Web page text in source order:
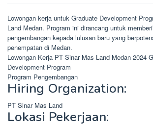
Lowongan kerja untuk Graduate Development
Land Medan. Program ini dirancang untuk
pengembangan kepada lulusan baru yang
penempatan di Medan.
Lowongan Kerja PT Sinar Mas Land Medan 2024
Development Program
Program Pengembangan
Hiring Organization:
PT Sinar Mas Land
Lokasi Pekerjaan: